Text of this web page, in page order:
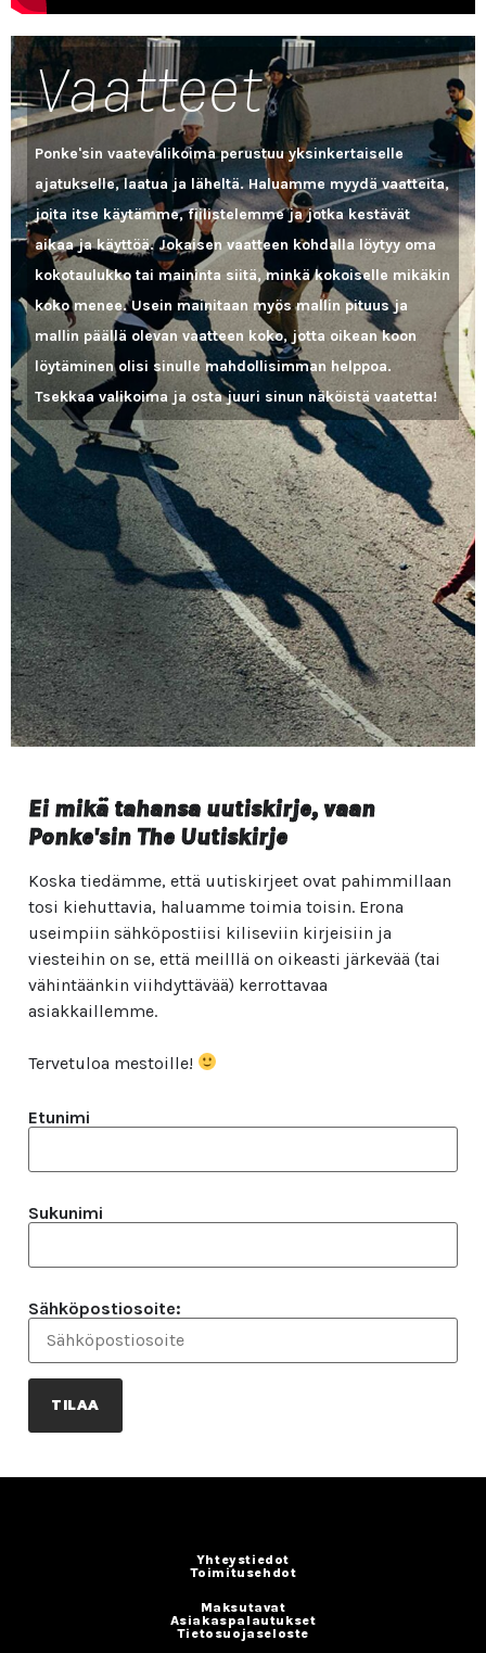
Vaatteet
Ponke'sin vaatevalikoima perustuu yksinkertaiselle
ajatukselle, laatua ja läheltä. Haluamme myydä vaatteita,
joita itse käytämme, fiilistelemme ja jotka kestävät
aikaa ja käyttöä. Jokaisen vaatteen kohdalla löytyy oma
kokotaulukko tai maininta siitä, minkä kokoiselle mikäkin
koko menee. Usein mainitaan myös mallin pituus ja
mallin päällä olevan vaatteen koko, jotta oikean koon
löytäminen olisi sinulle mahdollisimman helppoa.
Tsekkaa valikoima ja osta juuri sinun näköistä vaatetta!
Ei mikä tahansa uutiskirje, vaan
Ponke'sin The Uutiskirje
Koska tiedämme, että uutiskirjeet ovat pahimmillaan
tosi kiehuttavia, haluamme toimia toisin. Erona
useimpiin sähköpostiisi kiliseviin kirjeisiin ja
viesteihin on se, että meilllä on oikeasti järkevää (tai
vähintäänkin viihdyttävää) kerrottavaa
asiakkaillemme.
Tervetuloa mestoille!
Etunimi
Sukunimi
Sähköpostiosoite:
Yhteystiedot
Toimitusehdot
Maksutavat
Asiakaspalautukset
Tietosuojaseloste